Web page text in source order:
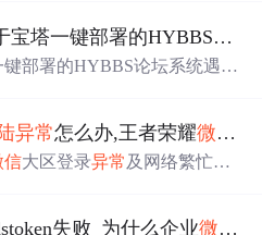
宝塔php函数警告,关于宝塔一键部署的HYBBS应用的BUG及安全漏洞警告说明
部署的HYBBS论坛系统遇到
微信登录存在不断跳转的循
账号。此外，用户希望从特定
异常怎么办,王者荣耀微信
信大区登录异常 及网络繁忙问
失败_为什么企业微信